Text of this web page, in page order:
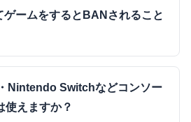
ゲームをするとBANされること
Nintendo Switchなどコンソー
使えますか？